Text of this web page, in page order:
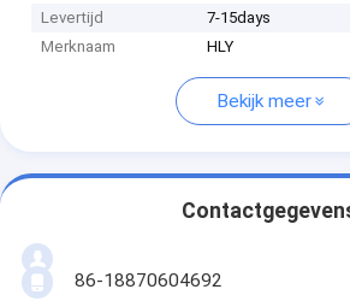
Levertijd
7-15days
Merknaam
HLY
Bekijk meer
86-18870604692